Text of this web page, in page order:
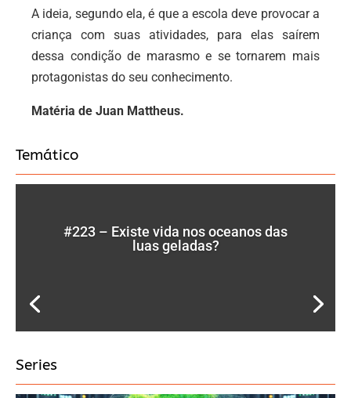
A ideia, segundo ela, é que a escola deve provocar a
criança com suas atividades, para elas saírem
dessa condição de marasmo e se tornarem mais
protagonistas do seu conhecimento.
Matéria de Juan Mattheus.
Temático
#223 – Existe vida nos oceanos das
luas geladas?
Series